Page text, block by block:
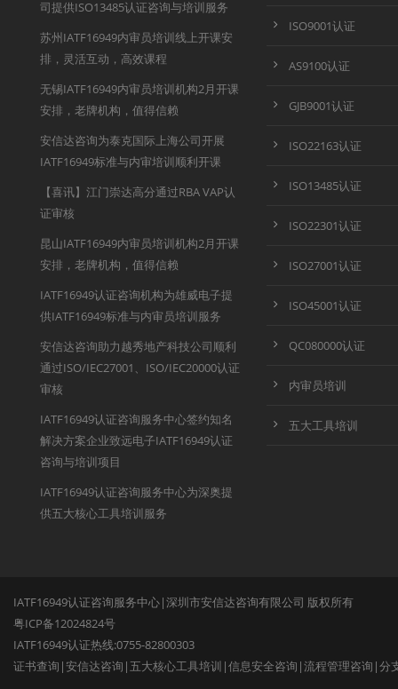
司提供ISO13485认证咨询与培训服务
苏州IATF16949内审员培训线上开课安
排，灵活互动，高效课程
无锡IATF16949内审员培训机构2月开课
安排，老牌机构，值得信赖
安信达咨询为泰克国际上海公司开展
IATF16949标准与内审培训顺利开课
【喜讯】江门崇达高分通过RBA VAP认
证审核
昆山IATF16949内审员培训机构2月开课
安排，老牌机构，值得信赖
IATF16949认证咨询机构为雄威电子提
供IATF16949标准与内审员培训服务
安信达咨询助力越秀地产科技公司顺利
通过ISO/IEC27001、ISO/IEC20000认证
审核
IATF16949认证咨询服务中心签约知名
解决方案企业致远电子IATF16949认证
咨询与培训项目
IATF16949认证咨询服务中心为深奥提
供五大核心工具培训服务
ISO9001认证
AS9100认证
GJB9001认证
ISO22163认证
ISO13485认证
ISO22301认证
ISO27001认证
ISO45001认证
QC080000认证
内审员培训
五大工具培训
IATF16949认证咨询服务中心|深圳市安信达咨询有限公司 版权所有
粤ICP备12024824号
IATF16949认证热线:0755-82800303
证书查询 |安信达咨询 | 五大核心工具培训 |信息安全咨询 |流程管理咨询 |分